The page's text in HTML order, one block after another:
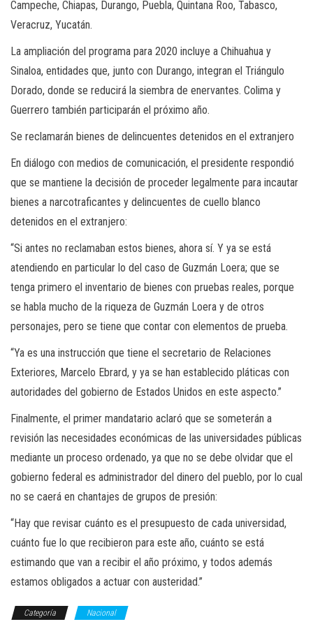
Campeche, Chiapas, Durango, Puebla, Quintana Roo, Tabasco,
Veracruz, Yucatán.
La ampliación del programa para 2020 incluye a Chihuahua y
Sinaloa, entidades que, junto con Durango, integran el Triángulo
Dorado, donde se reducirá la siembra de enervantes. Colima y
Guerrero también participarán el próximo año.
Se reclamarán bienes de delincuentes detenidos en el extranjero
En diálogo con medios de comunicación, el presidente respondió
que se mantiene la decisión de proceder legalmente para incautar
bienes a narcotraficantes y delincuentes de cuello blanco
detenidos en el extranjero:
“Si antes no reclamaban estos bienes, ahora sí. Y ya se está
atendiendo en particular lo del caso de Guzmán Loera; que se
tenga primero el inventario de bienes con pruebas reales, porque
se habla mucho de la riqueza de Guzmán Loera y de otros
personajes, pero se tiene que contar con elementos de prueba.
“Ya es una instrucción que tiene el secretario de Relaciones
Exteriores, Marcelo Ebrard, y ya se han establecido pláticas con
autoridades del gobierno de Estados Unidos en este aspecto.”
Finalmente, el primer mandatario aclaró que se someterán a
revisión las necesidades económicas de las universidades públicas
mediante un proceso ordenado, ya que no se debe olvidar que el
gobierno federal es administrador del dinero del pueblo, por lo cual
no se caerá en chantajes de grupos de presión:
“Hay que revisar cuánto es el presupuesto de cada universidad,
cuánto fue lo que recibieron para este año, cuánto se está
estimando que van a recibir el año próximo, y todos además
estamos obligados a actuar con austeridad.”
Categoría Nacional